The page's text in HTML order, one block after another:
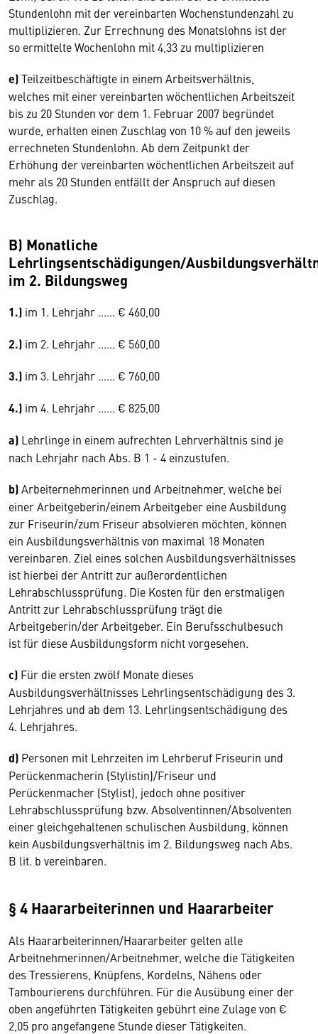
Stundenlohn mit der vereinbarten Wochenstundenzahl zu
multiplizieren. Zur Errechnung des Monatslohns ist der
so ermittelte Wochenlohn mit 4,33 zu multiplizieren
e)Teilzeitbeschäftigte in einem Arbeitsverhältnis,
welches mit einer vereinbarten wöchentlichen Arbeitszeit
bis zu 20 Stunden vor dem 1. Februar 2007 begründet
wurde, erhalten einen Zuschlag von 10 % auf den jeweils
errechneten Stundenlohn. Ab dem Zeitpunkt der
Erhöhung der vereinbarten wöchentlichen Arbeitszeit auf
mehr als 20 Stunden entfällt der Anspruch auf diesen
Zuschlag.
B) Monatliche
Lehrlingsentschädigungen/
im 2. Bildungsweg
1.) im 1. Lehrjahr ...... € 460,00
2.) im 2. Lehrjahr ...... € 560,00
3.) im 3. Lehrjahr ...... € 760,00
4.) im 4. Lehrjahr ...... € 825,00
a) Lehrlinge in einem aufrechten Lehrverhältnis sind je
nach Lehrjahr nach Abs. B 1 - 4 einzustufen.
b)Arbeiternehmerinnen und Arbeitnehmer, welche bei
einer Arbeitgeberin/einem Arbeitgeber eine Ausbildung
zur Friseurin/zum Friseur absolvieren möchten, können
ein Ausbildungsverhältnis von maximal 18 Monaten
vereinbaren. Ziel eines solchen Ausbildungsverhältnisses
ist hierbei der Antritt zur außerordentlichen
Lehrabschlussprüfung. Die Kosten für den erstmaligen
Antritt zur Lehrabschlussprüfung trägt die
Arbeitgeberin/der Arbeitgeber. Ein Berufsschulbesuch
ist für diese Ausbildungsform nicht vorgesehen.
c) Für die ersten zwölf Monate dieses
Ausbildungsverhältnisses Lehrlingsentschädigung des 3.
Lehrjahres und ab dem 13. Lehrlingsentschädigung des
4. Lehrjahres.
d) Personen mit Lehrzeiten im Lehrberuf Friseurin und
Perückenmacherin (Stylistin)/Friseur und
Perückenmacher (Stylist), jedoch ohne positiver
Lehrabschlussprüfung bzw. Absolventinnen/Absolventen
einer gleichgehaltenen schulischen Ausbildung, können
kein Ausbildungsverhältnis im 2. Bildungsweg nach Abs.
B lit. b vereinbaren.
§ 4 Haararbeiterinnen und Haararbeiter
Als Haararbeiterinnen/Haararbeiter gelten alle
Arbeitnehmerinnen/Arbeitnehmer, welche die Tätigkeiten
des Tressierens, Knüpfens, Kordelns, Nähens oder
Tambourierens durchführen. Für die Ausübung einer der
oben angeführten Tätigkeiten gebührt eine Zulage von €
2,05 pro angefangene Stunde dieser Tätigkeiten.